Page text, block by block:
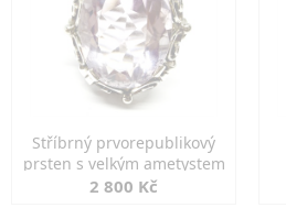
Stříbrný prvorepublikový
prsten s velkým ametystem
2 800 Kč